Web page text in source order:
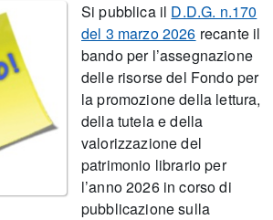
Si pubblica il D.D.G. n.170
del 3 marzo 2026 recante il
bando per l’assegnazione
delle risorse del Fondo per
la promozione della lettura,
della tutela e della
valorizzazione del
patrimonio librario per
l’anno 2026 in corso di
pubblicazione sulla